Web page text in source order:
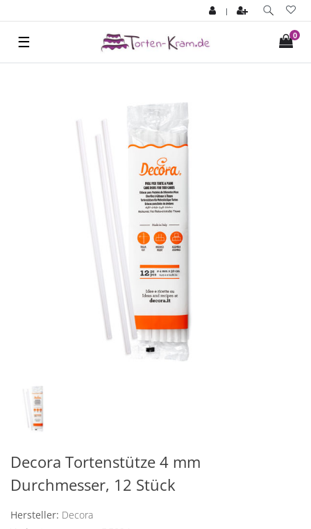
|
0
☰
Decora Tortenstütze 4 mm
Durchmesser, 12 Stück
Hersteller: Decora